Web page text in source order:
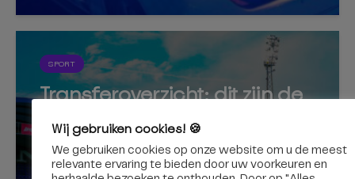
SPORT
Transferoverzicht: dit zijn de
nieuwe bestemmingen van
oud-Willem II’ers
Wij gebruiken cookies! 🍪
We gebruiken cookies op onze website om u de meest
relevante ervaring te bieden door uw voorkeuren en